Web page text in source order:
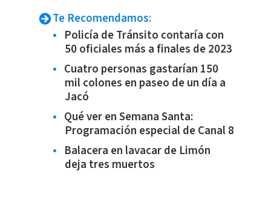
Te Recomendamos:
Policía de Tránsito contaría con
50 oficiales más a finales de 2023
Cuatro personas gastarían 150
mil colones en paseo de un día a
Jacó
Qué ver en Semana Santa:
Programación especial de Canal 8
Balacera en lavacar de Limón
deja tres muertos